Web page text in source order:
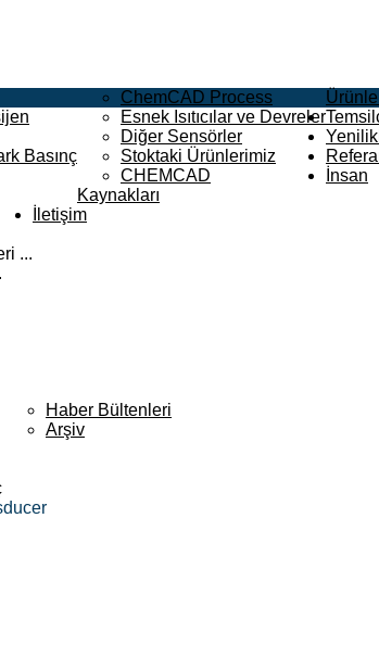
Basınç
ChemCAD Process
Esnek Isıtıcılar ve Devreler
Diğer Sensörler
Stoktaki Ürünlerimiz
CHEMCAD
...
Haber Bültenleri
Arşiv
İnsan
Kaynakları
İletişim